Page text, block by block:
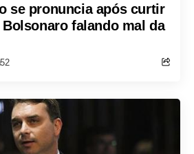
se pronuncia após curtir
falando mal da